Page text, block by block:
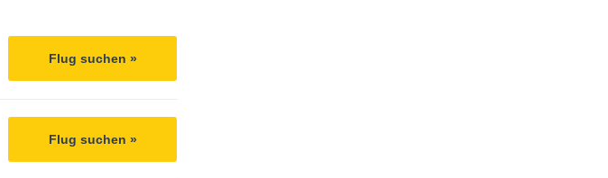
Flug suchen »
Flug suchen »